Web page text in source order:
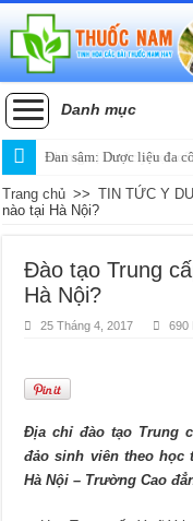
Danh mục
Đan sâm: Dược liệu đa
Trang chủ >> TIN TỨC Y
nào tại Hà Nội?
Đào tạo Trung
Hà Nội?
25 Tháng 4, 2017 690
Địa chỉ đào tạo Trung
đảo sinh viên theo học
Hà Nội – Trường Cao